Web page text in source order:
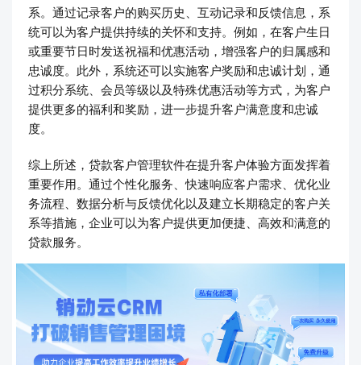
系。通过记录客户的购买历史、互动记录和反馈信息，系
统可以为客户提供持续的关怀和支持。例如，在客户生日
或重要节日时发送祝福和优惠活动，增强客户的归属感和
忠诚度。此外，系统还可以实施客户奖励和忠诚计划，通
过积分系统、会员等级以及特殊优惠活动等方式，为客户
提供更多的福利和奖励，进一步提升客户满意度和忠诚
度。
综上所述，贷款客户管理软件在提升客户体验方面发挥着
重要作用。通过个性化服务、快速响应客户需求、优化业
务流程、数据分析与反馈优化以及建立长期稳定的客户关
系等措施，企业可以为客户提供更加便捷、高效和满意的
贷款服务。